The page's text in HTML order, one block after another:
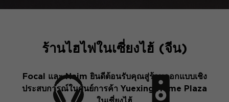
ร้านไฮไฟในเซี่ยงไฮ้ (จีน)
Focal และ Naim ยินดีต้อนรับคุณสู่ร้านออกแบบเชิง
ประสบการณ์ในศูนย์การค้า Yuexing Home Plaza